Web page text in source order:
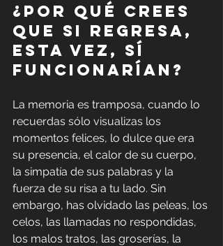
¿Por qué crees
que si regresa,
esta vez, sí
funcionarían?
La memoria es tramposa, cuando lo
recuerdas sólo visualizas los
momentos felices, lo dulce que era
su presencia, el calor de su cuerpo,
la simpatía de sus palabras y la
fuerza de su risa a tu lado. Sin
embargo, has olvidado las peleas, los
celos, las llamadas no respondidas,
los malos tratos, las groserías, la